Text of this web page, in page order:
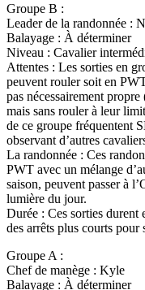
Groupe B :
Leader de la randonnée :
Balayage : À déterminer
Niveau : Cavalier
Attentes : Les sorties en
peuvent rouler soit en
pas nécessairement
mais sans rouler à leur
de ce groupe fréquentent
observant d’autres
La randonnée : Ces
PWT avec un mélange
saison, peuvent passer à
lumière du jour.
Durée : Ces sorties durent
des arrêts plus courts pour
Groupe A :
Chef de manège : Kyle
Balayage : À déterminer